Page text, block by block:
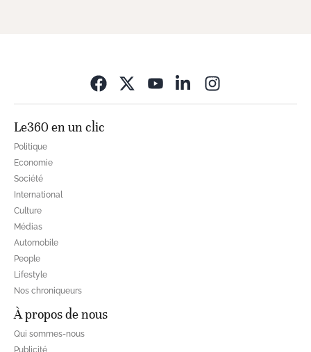
Le360 en un clic
Politique
Economie
Société
International
Culture
Médias
Automobile
People
Lifestyle
Nos chroniqueurs
À propos de nous
Qui sommes-nous